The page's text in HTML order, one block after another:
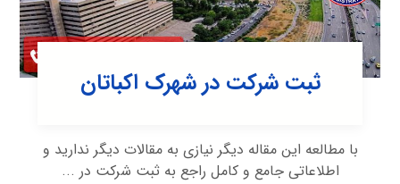
ثبت شرکت در شهرک اکباتان
با مطالعه این مقاله دیگر نیازی به مقالات دیگر ندارید و
اطلاعاتی جامع و کامل راجع به ثبت شرکت در ...